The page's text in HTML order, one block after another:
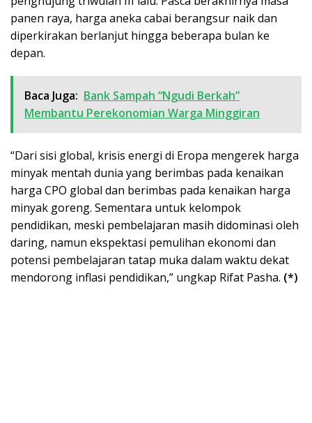
panen raya, harga aneka cabai berangsur naik dan
diperkirakan berlanjut hingga beberapa bulan ke
depan.
Baca Juga: Bank Sampah “Ngudi Berkah”
Membantu Perekonomian Warga Minggiran
“Dari sisi global, krisis energi di Eropa mengerek harga
minyak mentah dunia yang berimbas pada kenaikan
harga CPO global dan berimbas pada kenaikan harga
minyak goreng. Sementara untuk kelompok
pendidikan, meski pembelajaran masih didominasi oleh
daring, namun ekspektasi pemulihan ekonomi dan
potensi pembelajaran tatap muka dalam waktu dekat
mendorong inflasi pendidikan,” ungkap Rifat Pasha. (*)